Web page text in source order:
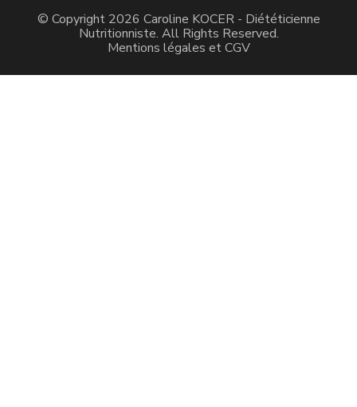
© Copyright 2026 Caroline KOCER - Diététicienne
Nutritionniste. All Rights Reserved.
Mentions légales et CGV